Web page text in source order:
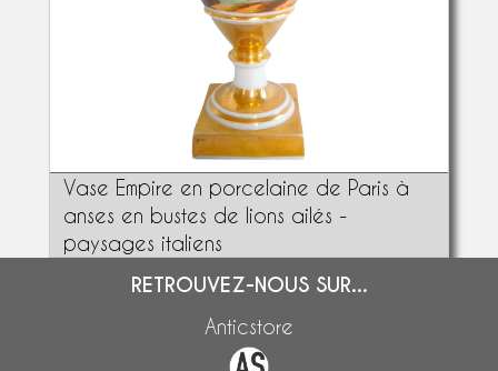
Vase Empire en porcelaine de Paris à
anses en bustes de lions ailés -
paysages italiens
RETROUVEZ-NOUS SUR...
Anticstore